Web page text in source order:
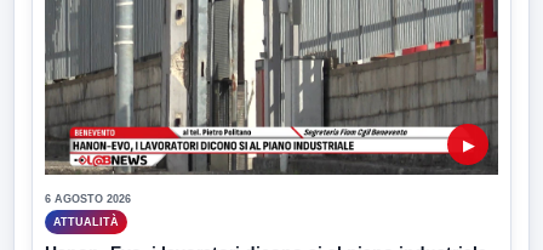
▶
6 AGOSTO 2026
ATTUALITÀ